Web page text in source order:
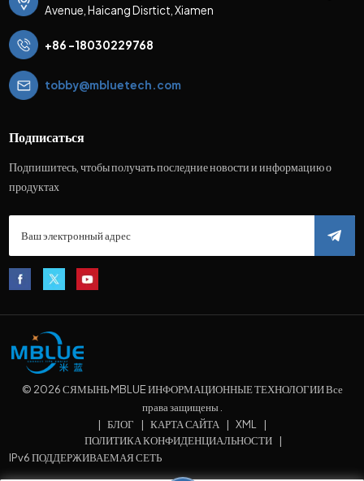
Avenue, Haicang Disrtict, Xiamen
+86 -18030229768
tobby@mbluetech.com
Подписаться
Подпишитесь, чтобы получать последние новости и информацию о
продуктах
© 2026 СЯМЫНЬ MBLUE ИНФОРМАЦИОННЫЕ ТЕХНОЛОГИИ Все
права защищены .
| БЛОГ | КАРТА САЙТА | XML
|
ПОЛИТИКА КОНФИДЕНЦИАЛЬНОСТИ
|
IPv6 ПОДДЕРЖИВАЕМАЯ СЕТЬ